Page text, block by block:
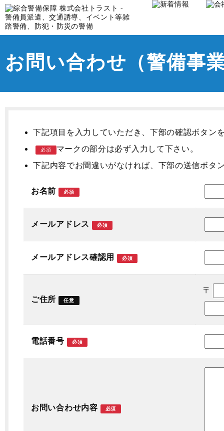
お問い合わせ（警備事
下記項目を入力していただき、下部の確認ボタン
必須
マークの部分は必ず入力して下さい。
下記内容でお間違いがなければ、下部の送信ボタ
お名前 必須
メールアドレス 必須
メールアドレス確認用 必須
ご住所 任意
〒
電話番号 必須
お問い合わせ内容 必須